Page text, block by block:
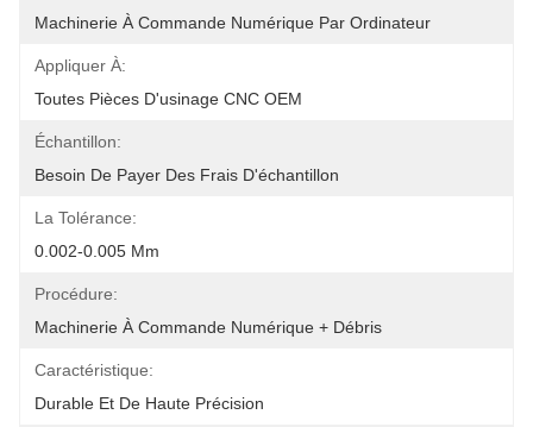
Machinerie À Commande Numérique Par Ordinateur
Appliquer À:
Toutes Pièces D'usinage CNC OEM
Échantillon:
Besoin De Payer Des Frais D'échantillon
La Tolérance:
0.002-0.005 Mm
Procédure:
Machinerie À Commande Numérique + Débris
Caractéristique:
Durable Et De Haute Précision